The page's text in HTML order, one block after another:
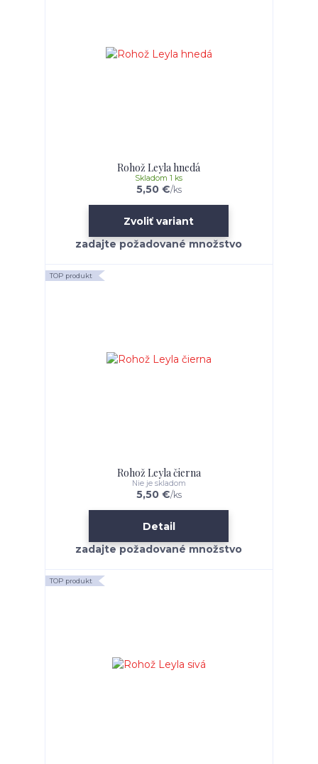
Rohož Leyla hnedá
5,50 €/ks
Skladom 1 ks
Zvoliť variant
TOP produkt
Rohož Leyla čierna
5,50 €/ks
Nie je skladom
Detail
TOP produkt